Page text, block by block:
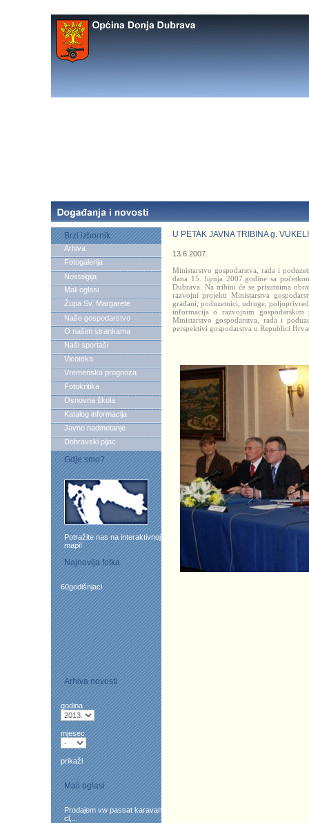
Brzi izbornik
Arhiva
Fotogalerija
Nostalgija
Mali oglasi
Župa Sv. Margarete
Naše gospodarstvo
O našim strankama
Naši sportaši
Vicoteka
Vremenska prognoza
Fotokritika
Osnovna škola
Katalog informacija
Javno nadmetanje
Dobravski pijac
Gdje smo?
Potražite nas na interaktivnoj
mapi!
Najnovija fotka
60godišnjaci
Arhiva novosti
godina
mjesec
prikaži
Mali oglasi
Prodajem vw passat karavan
cl,...
U PETAK JAVNA TRIBINA g.
13.6.2007.
Ministarstvo gospodarstva, rada i
dana 15. lipnja 2007.godine sa
Dubrava. Na tribini će se prisutnima
razvojni projekti Ministarstva
građani, poduzetnici, udruge,
informacija o razvojnim
Ministarstvo gospodarstva, rada i
perspektivi gospodarstva u Republici